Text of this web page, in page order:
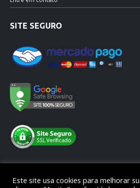
SITE SEGURO
Este site usa cookies para melhorar